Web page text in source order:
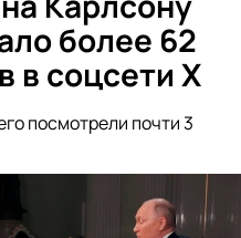
более 62
в соцсети Х
посмотрели почти 3